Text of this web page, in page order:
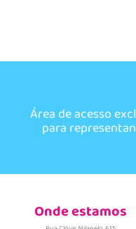
Área de acesso
para
Onde estamos